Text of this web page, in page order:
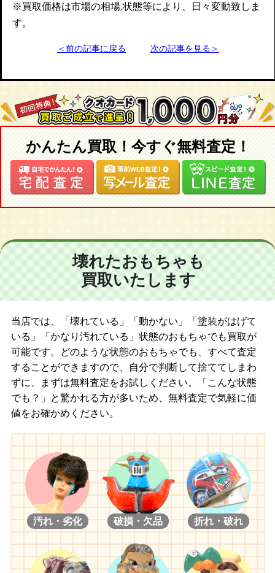
※買取価格は市場の相場,状態等により、日々変動致しま
す。
＜前の記事に戻る 次の記事を見る＞
かんたん買取！今すぐ無料査定！
壊れたおもちゃも
買取いたします
当店では、「壊れている」「動かない」「塗装がはげて
いる」「かなり汚れている」状態のおもちゃでも買取が
可能です。どのような状態のおもちゃでも、すべて査定
することができますので、自分で判断して捨ててしまわ
ずに、まずは無料査定をお試しください。「こんな状態
でも？」と驚かれる方が多いため、無料査定で気軽に価
値をお確かめください。
汚れ・劣化 破損・欠品 折れ・破れ